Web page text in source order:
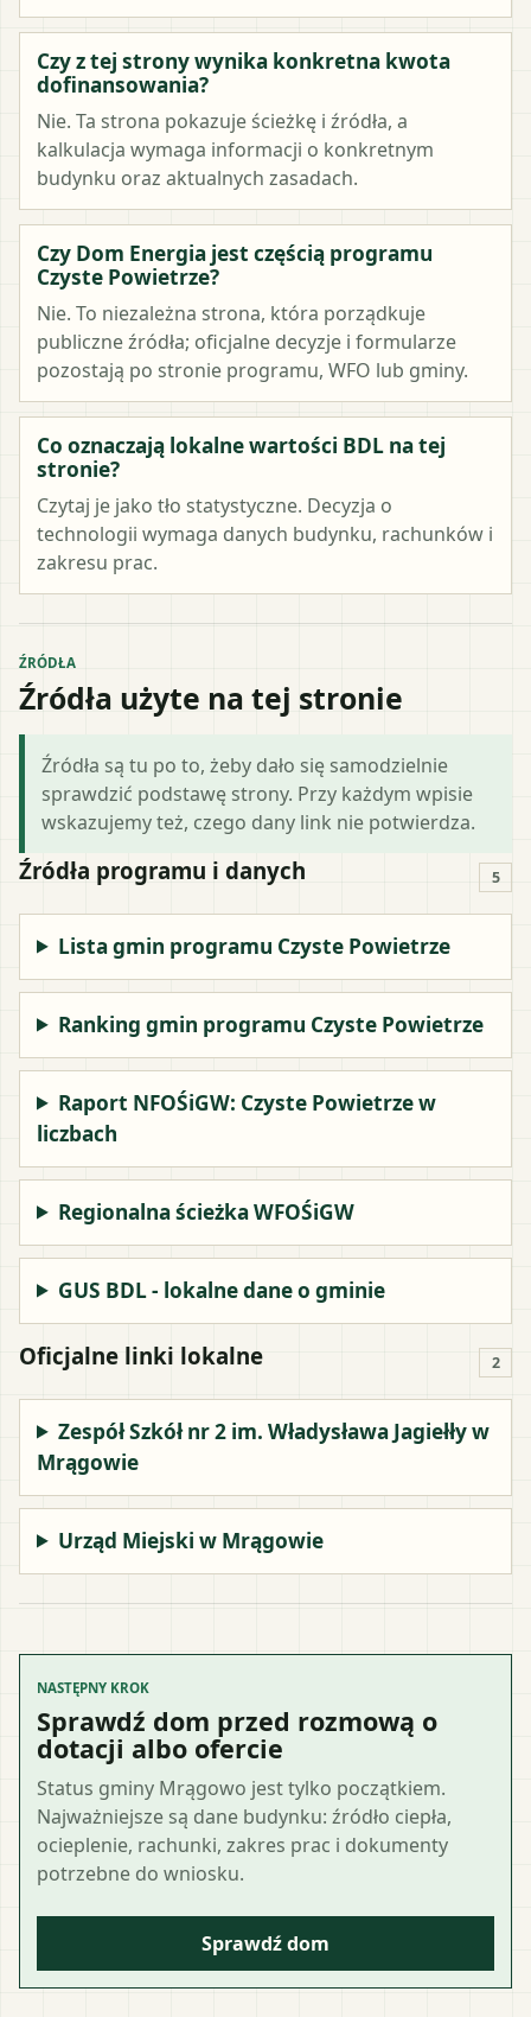
Czy z tej strony wynika konkretna kwota
dofinansowania?
Nie. Ta strona pokazuje ścieżkę i źródła, a
kalkulacja wymaga informacji o konkretnym
budynku oraz aktualnych zasadach.
Czy Dom Energia jest częścią programu
Czyste Powietrze?
Nie. To niezależna strona, która porządkuje
publiczne źródła; oficjalne decyzje i formularze
pozostają po stronie programu, WFO lub gminy.
Co oznaczają lokalne wartości BDL na tej
stronie?
Czytaj je jako tło statystyczne. Decyzja o
technologii wymaga danych budynku, rachunków i
zakresu prac.
ŹRÓDŁA
Źródła użyte na tej stronie
Źródła są tu po to, żeby dało się samodzielnie
sprawdzić podstawę strony. Przy każdym wpisie
wskazujemy też, czego dany link nie potwierdza.
Źródła programu i danych 5
Lista gmin programu Czyste Powietrze
Ranking gmin programu Czyste Powietrze
Raport NFOŚiGW: Czyste Powietrze w
liczbach
Regionalna ścieżka WFOŚiGW
GUS BDL - lokalne dane o gminie
Oficjalne linki lokalne 2
Zespół Szkół nr 2 im. Władysława Jagiełły w
Mrągowie
Urząd Miejski w Mrągowie
NASTĘPNY KROK
Sprawdź dom przed rozmową o
dotacji albo ofercie
Status gminy Mrągowo jest tylko początkiem.
Najważniejsze są dane budynku: źródło ciepła,
ocieplenie, rachunki, zakres prac i dokumenty
potrzebne do wniosku.
Sprawdź dom